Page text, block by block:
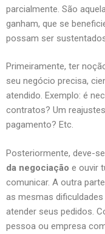
parcialmente. São
ganham, que se
possam ser
Primeiramente, ter
seu negócio precisa,
atendido. Exemplo: é
contratos? Um
pagamento? Etc.
Posteriormente, deve-
da negociação e ouvir
comunicar. A outra
as mesmas
atender seus pedidos.
pessoa ou empresa